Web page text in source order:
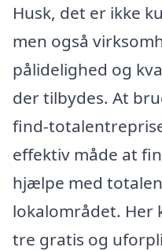
Husk, det er ikke
men også
pålidelighed og
der tilbydes. At
find-
effektiv måde at
hjælpe med
lokalområdet. Her
tre gratis og